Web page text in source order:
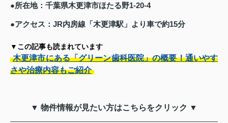
●所在地：千葉県木更津市ほたる野1-20-4
●アクセス：JR内房線「木更津駅」より車で約15分
▼この記事も読まれています
木更津市にある「グリーン歯科医院」の概要！通いやす
さや治療内容もご紹介
▼ 物件情報が見たい方はこちらをクリック ▼